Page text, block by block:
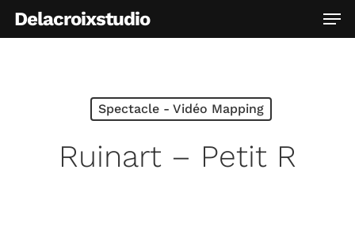
SkipDelacroixstudio Menu
Spectacle - Vidéo Mapping
Ruinart – Petit R